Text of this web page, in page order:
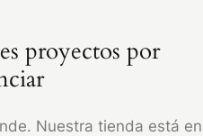
proyectos por
Nuestra tienda está en